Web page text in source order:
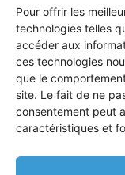
Pour offrir les
technologies telles
accéder aux
ces technologies
que le
site. Le fait de ne
consentement peut
caractéristiques et
GRUCHET-LE-
LES AUTHIEUX SUR
LIVAROT
OCTEVILLE SUR
PONT L’ÉVÊQUE
SAINT PIERRE EN
TROUVILLE SUR